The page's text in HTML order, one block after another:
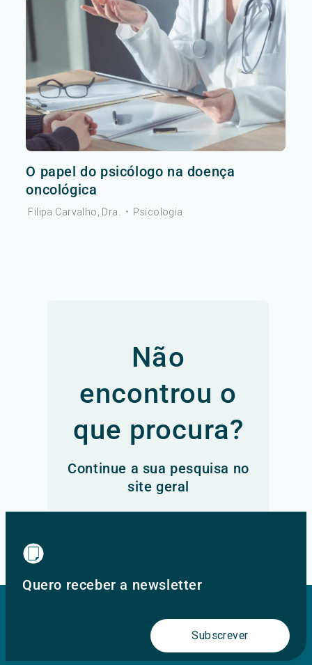
O papel do psicólogo na doença
oncológica
Filipa Carvalho, Dra. • Psicologia
Não
encontrou o
que procura?
Continue a sua pesquisa no
site geral
Quero receber a newsletter
Subscrever